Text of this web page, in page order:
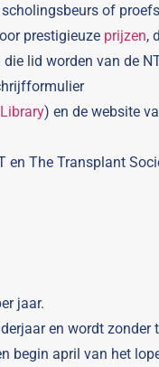
scholingsbeurs of
prestigieuze prijzen,
lid worden van de
) en de website
en The Transplant
jaar.
en wordt zonder
begin april van het